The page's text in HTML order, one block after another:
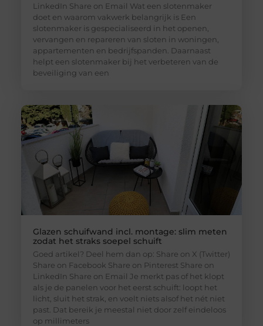
LinkedIn Share on Email Wat een slotenmaker
doet en waarom vakwerk belangrijk is Een
slotenmaker is gespecialiseerd in het openen,
vervangen en repareren van sloten in woningen,
appartementen en bedrijfspanden. Daarnaast
helpt een slotenmaker bij het verbeteren van de
beveiliging van een
Glazen schuifwand incl. montage: slim meten
zodat het straks soepel schuift
Goed artikel? Deel hem dan op: Share on X (Twitter)
Share on Facebook Share on Pinterest Share on
LinkedIn Share on Email Je merkt pas of het klopt
als je de panelen voor het eerst schuift: loopt het
licht, sluit het strak, en voelt niets alsof het nét niet
past. Dat bereik je meestal niet door zelf eindeloos
op millimeters